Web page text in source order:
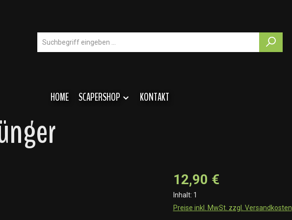
HOME SCAPERSHOP KONTAKT
12,90 €
Inhalt: 1
Preise inkl. MwSt. zzgl. Versandkosten